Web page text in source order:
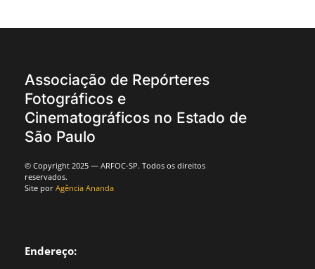
Associação de Repórteres
Fotográficos e
Cinematográficos no Estado de
São Paulo
© Copyright 2025 — ARFOC-SP. Todos os direitos
reservados.
Site por Agência Ananda
Endereço: